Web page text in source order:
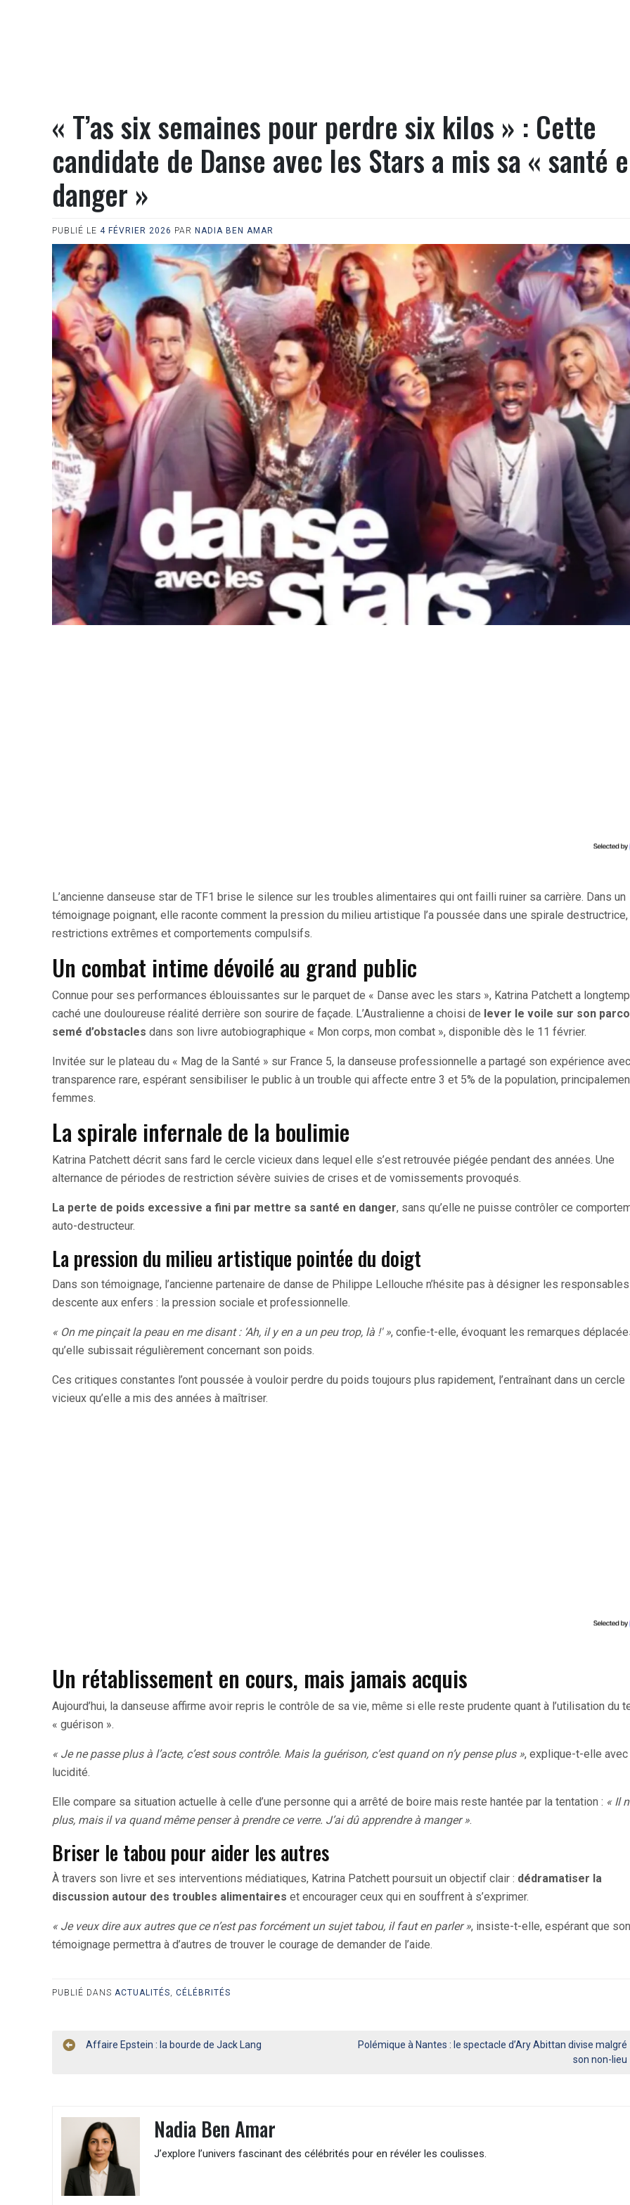
« T’as six semaines pour perdre six kilos » : Cette
candidate de Danse avec les Stars a mis sa « santé
danger »
PUBLIÉ LE 4 FÉVRIER 2026 PAR NADIA BEN AMAR
L’ancienne danseuse star de TF1 brise le silence sur les troubles alimentaires qui ont failli ruiner sa carrière. Dans un
témoignage poignant, elle raconte comment la pression du milieu artistique l’a poussée dans une spirale
restrictions extrêmes et comportements compulsifs.
Un combat intime dévoilé au grand public
Connue pour ses performances éblouissantes sur le parquet de « Danse avec les stars », Katrina Patchett a
caché une douloureuse réalité derrière son sourire de façade. L’Australienne a choisi de lever le voile sur son
semé d’obstacles dans son livre autobiographique « Mon corps, mon combat », disponible dès le 11 février.
Invitée sur le plateau du « Mag de la Santé » sur France 5, la danseuse professionnelle a partagé son expérience
transparence rare, espérant sensibiliser le public à un trouble qui affecte entre 3 et 5% de la population,
femmes.
La spirale infernale de la boulimie
Katrina Patchett décrit sans fard le cercle vicieux dans lequel elle s’est retrouvée piégée pendant des années. Une
alternance de périodes de restriction sévère suivies de crises et de vomissements provoqués.
La perte de poids excessive a fini par mettre sa santé en danger, sans qu’elle ne puisse contrôler ce
auto-destructeur.
La pression du milieu artistique pointée du doigt
Dans son témoignage, l’ancienne partenaire de danse de Philippe Lellouche n’hésite pas à désigner les
descente aux enfers : la pression sociale et professionnelle.
« On me pinçait la peau en me disant : ‘Ah, il y en a un peu trop, là !' », confie-t-elle, évoquant les remarques
qu’elle subissait régulièrement concernant son poids.
Ces critiques constantes l’ont poussée à vouloir perdre du poids toujours plus rapidement, l’entraînant dans un cercle
vicieux qu’elle a mis des années à maîtriser.
Un rétablissement en cours, mais jamais acquis
Aujourd’hui, la danseuse affirme avoir repris le contrôle de sa vie, même si elle reste prudente quant à l’utilisation du
« guérison ».
« Je ne passe plus à l’acte, c’est sous contrôle. Mais la guérison, c’est quand on n’y pense plus », explique-t-elle avec
lucidité.
Elle compare sa situation actuelle à celle d’une personne qui a arrêté de boire mais reste hantée par la tentation : « Il
plus, mais il va quand même penser à prendre ce verre. J’ai dû apprendre à manger ».
Briser le tabou pour aider les autres
À travers son livre et ses interventions médiatiques, Katrina Patchett poursuit un objectif clair : dédramatiser la
discussion autour des troubles alimentaires et encourager ceux qui en souffrent à s’exprimer.
« Je veux dire aux autres que ce n’est pas forcément un sujet tabou, il faut en parler », insiste-t-elle, espérant que son
témoignage permettra à d’autres de trouver le courage de demander de l’aide.
PUBLIÉ DANS ACTUALITÉS, CÉLÉBRITÉS
Navigation
Affaire Epstein : la bourde de Jack Lang
Polémique à Nantes : le spectacle d’Ary Abittan divise malgré
son non-lieu
Nadia Ben Amar
J’explore l’univers fascinant des célébrités pour en révéler les coulisses.